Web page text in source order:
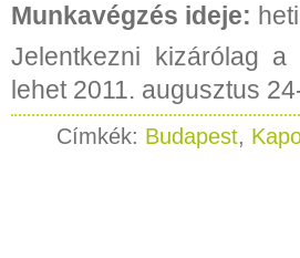
Munkavégzés ideje:
Jelentkezni kizárólag
lehet 2011. augusztus
Címkék: Budapest,